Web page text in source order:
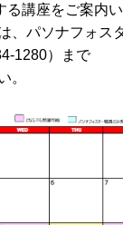
講座をご案内い
、パソナフォス
1280）まで
。